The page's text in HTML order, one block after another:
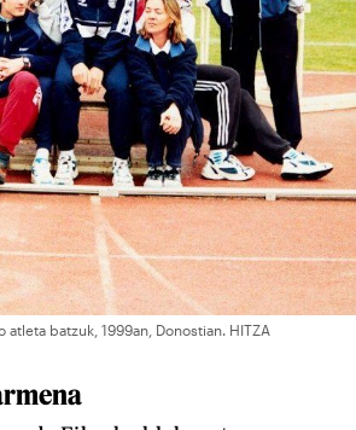
batzuk, 1999an, Donostian. HITZA